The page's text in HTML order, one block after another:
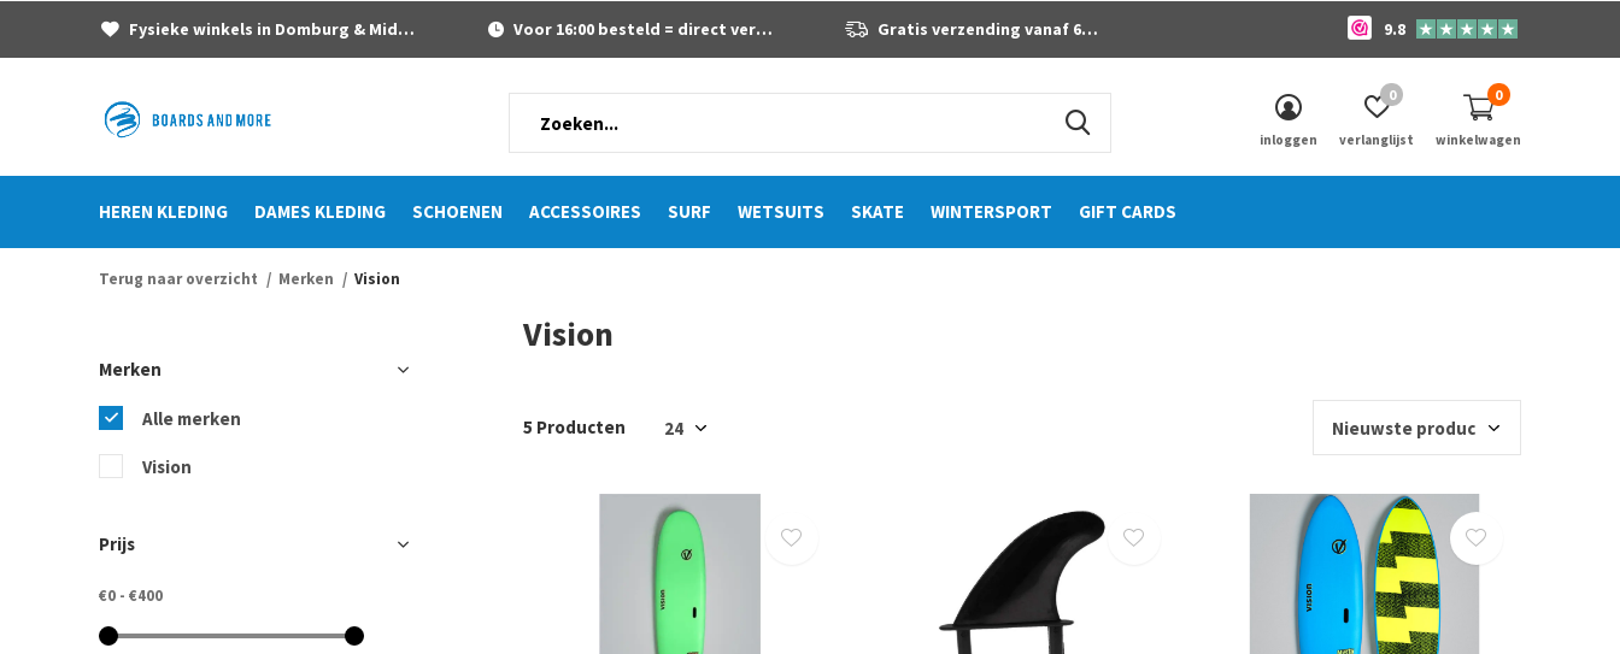
HEREN KLEDING DAMES KLEDING SCHOENEN ACCESSOIRES SURF WETSUITS SKATE WINTERSPORT GIFT CARDS
inloggen verlanglijst
0
winkelwagen
0
Fysieke winkels in Domburg & Middelburg Voor 16:00 besteld = direct verzonden Gratis verzending vanaf 60 euro 9.8
Terug naar overzicht Merken Vision
Vision
5 Producten
Merken
Alle merken
Vision
Prijs
€0 - €400